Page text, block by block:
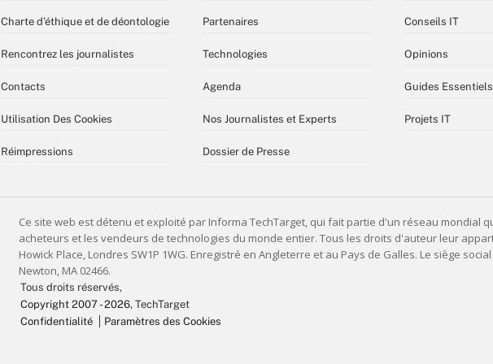
Charte d’éthique et de déontologie
Rencontrez les journalistes
Contacts
Utilisation Des Cookies
Réimpressions
Partenaires
Technologies
Agenda
Nos Journalistes et Experts
Dossier de Presse
Conseils IT
Opinions
Guides Essentiels
Projets IT
Tous droits réservés,
Copyright 2007 - 2026, TechTarget
Confidentialité
Paramètres des Cookies